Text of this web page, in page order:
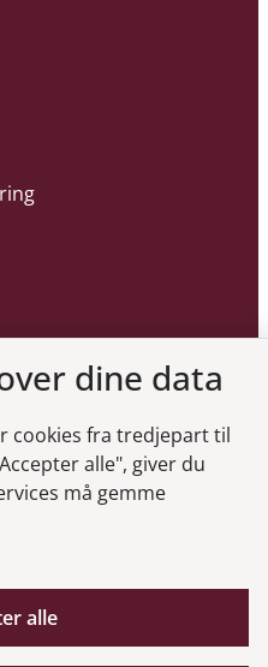
dine data
cookies fra tredjepart til
alle", giver du
må gemme
alle